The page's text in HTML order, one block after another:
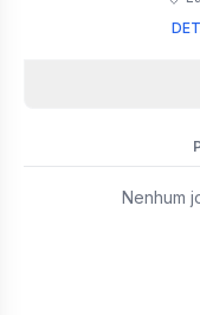
Nenhum